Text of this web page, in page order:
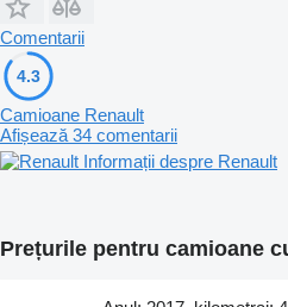
Comentarii
4.3
Camioane Renault
Afișează 34 comentarii
Informații despre Renault
Prețurile pentru camioane